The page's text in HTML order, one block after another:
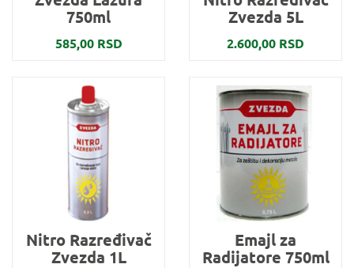
750ml
585,00 RSD
Zvezda 5L
2.600,00 RSD
Nitro Razređivač
Zvezda 1L
Emajl za
Radijatore 750ml